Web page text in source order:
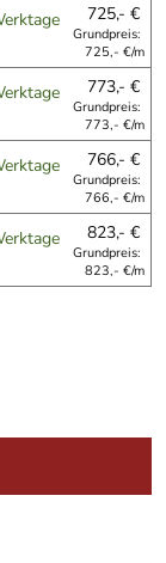
725,- €
Grundpreis:
725,- €/m
773,- €
Grundpreis:
773,- €/m
766,- €
Grundpreis:
766,- €/m
823,- €
Grundpreis:
823,- €/m